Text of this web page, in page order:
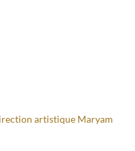
artistique Maryam